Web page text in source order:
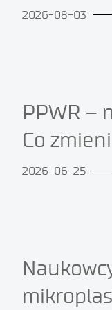
2026-08-03
2026-06-25
PPWR –
Co